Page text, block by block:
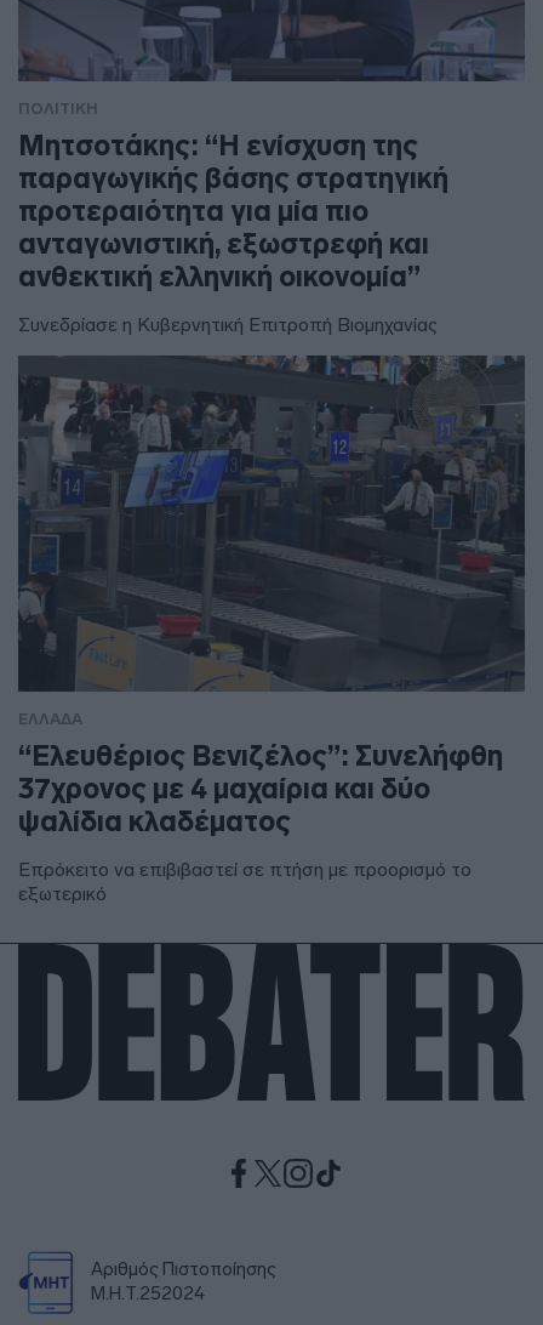
ΠΟΛΙΤΙΚΗ
Μητσοτάκης: “Η ενίσχυση της
παραγωγικής βάσης στρατηγική
προτεραιότητα για μία πιο
ανταγωνιστική, εξωστρεφή και
ανθεκτική ελληνική οικονομία”
Συνεδρίασε η Κυβερνητική Επιτροπή Βιομηχανίας
ΕΛΛΑΔΑ
“Ελευθέριος Βενιζέλος”: Συνελήφθη
37χρονος με 4 μαχαίρια και δύο
ψαλίδια κλαδέματος
Επρόκειτο να επιβιβαστεί σε πτήση με προορισμό το
εξωτερικό
Αριθμός Πιστοποίησης
Μ.Η.Τ.252024